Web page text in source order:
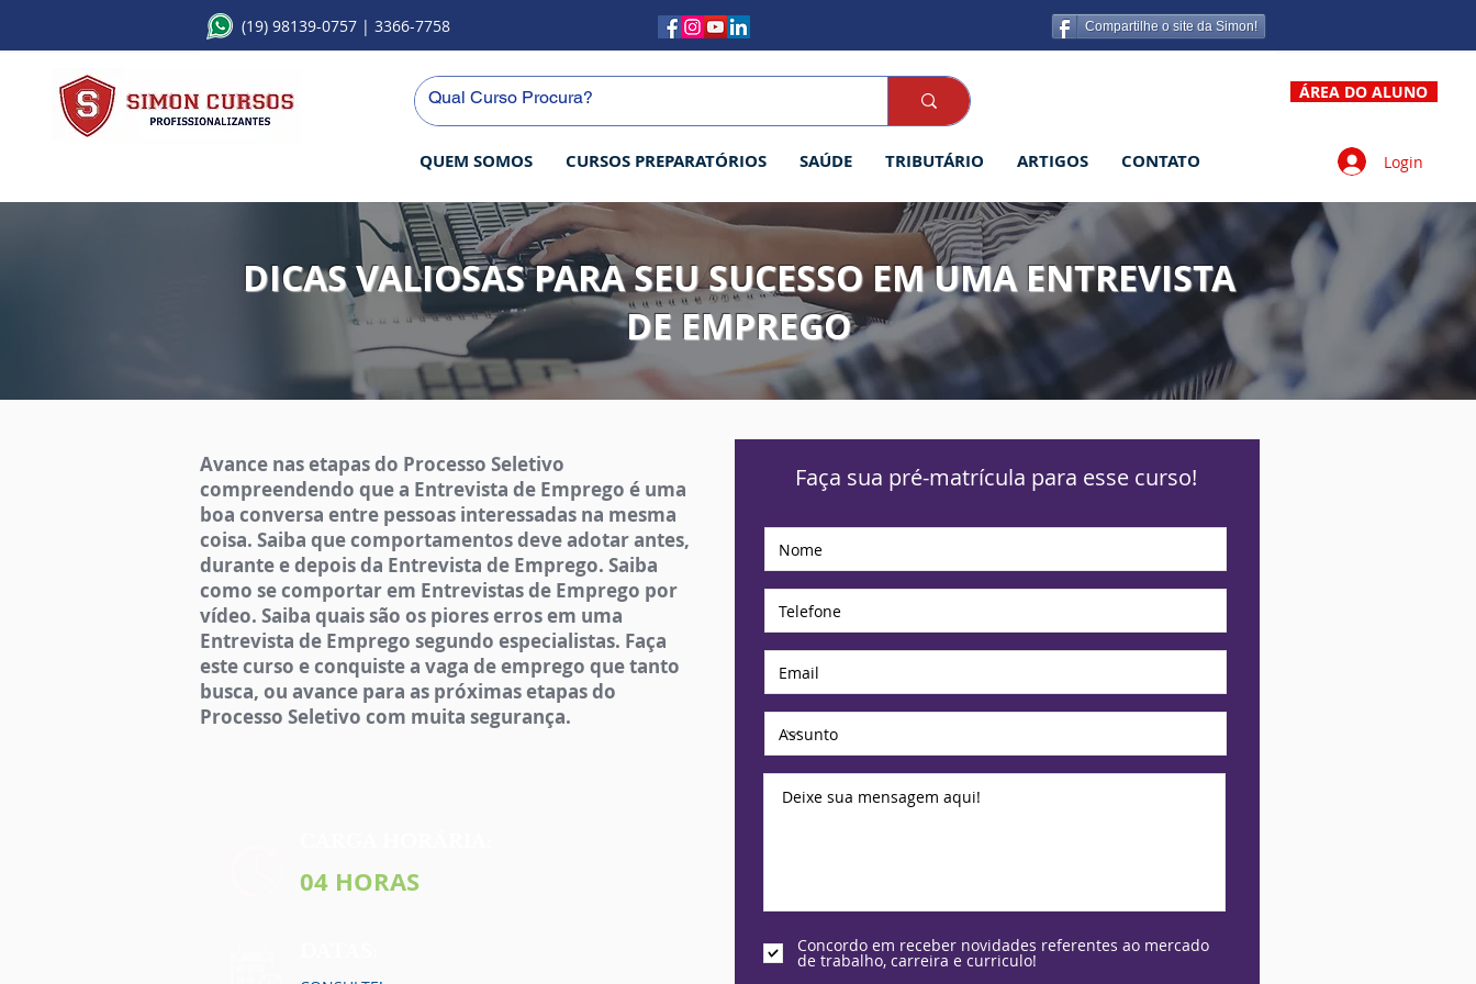
(19) 98139-0757 | 3366-7758 Compartilhe o site da Simon!
QUEM SOMOS CURSOS PREPARATÓRIOS SAÚDE TRIBUTÁRIO ARTIGOS CONTATO
ÁREA DO ALUNO
Login
DICAS VALIOSAS PARA SEU SUCESSO EM UMA ENTREVISTA
DE EMPREGO
Avance nas etapas do Processo Seletivo
compreendendo que a Entrevista de Emprego é uma
boa conversa entre pessoas interessadas na mesma
coisa. Saiba que comportamentos deve adotar antes,
durante e depois da Entrevista de Emprego. Saiba
como se comportar em Entrevistas de Emprego por
vídeo. Saiba quais são os piores erros em uma
Entrevista de Emprego segundo especialistas. Faça
este curso e conquiste a vaga de emprego que tanto
busca, ou avance para as próximas etapas do
Processo Seletivo com muita segurança.
04 HORAS
Faça sua pré-matrícula para esse curso!
Concordo em receber novidades referentes ao mercado
de trabalho, carreira e curriculo!